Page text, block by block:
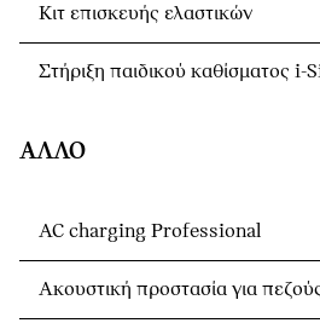
Κιτ επισκευής ελαστικών
Στήριξη παιδικού καθίσματος i-
ΆΛΛΟ
AC charging Professional
Ακουστική προστασία για